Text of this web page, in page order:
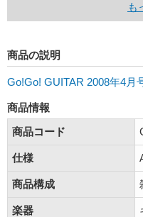
も
商品の説明
Go!Go! GUITAR 2008年4月
商品情報
商品コード
仕様
商品構成
楽器